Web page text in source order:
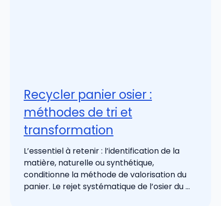
Recycler panier osier :
méthodes de tri et
transformation
L’essentiel à retenir : l’identification de la
matière, naturelle ou synthétique,
conditionne la méthode de valorisation du
panier. Le rejet systématique de l’osier du ...